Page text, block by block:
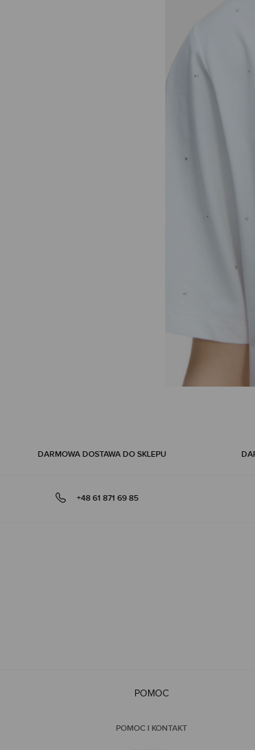
DARMOWA DOSTAWA DO SKLEPU
+48 61 871 69 85
POMOC
POMOC I KONTAKT